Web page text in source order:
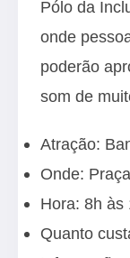
Pólo da
onde
poderão
som de
Atração:
Onde:
Hora: 8h às
Quanto